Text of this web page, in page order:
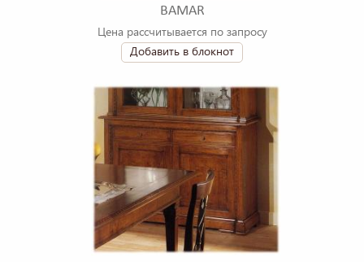
BAMAR
Цена рассчитывается по запросу
Добавить в блокнот